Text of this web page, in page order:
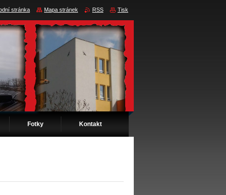
Fotky Kontakt
stránka Mapa stránek RSS Tisk